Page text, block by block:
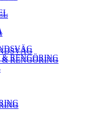
RENGÖRING
RENGÖRING